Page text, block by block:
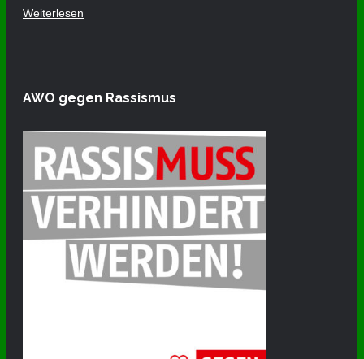
Weiterlesen
AWO gegen Rassismus